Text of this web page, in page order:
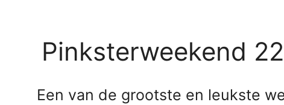
Pinksterweekend
Een van de grootste en leukste